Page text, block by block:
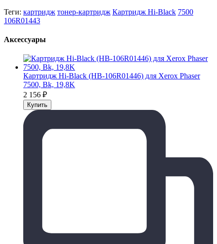
Теги: картридж тонер-картридж Картридж Hi-Black 7500
106R01443
Аксессуары
Картридж Hi-Black (HB-106R01446) для Xerox Phaser
7500, Bk, 19,8K
2 156 ₽